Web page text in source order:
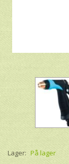
Lager: På lager